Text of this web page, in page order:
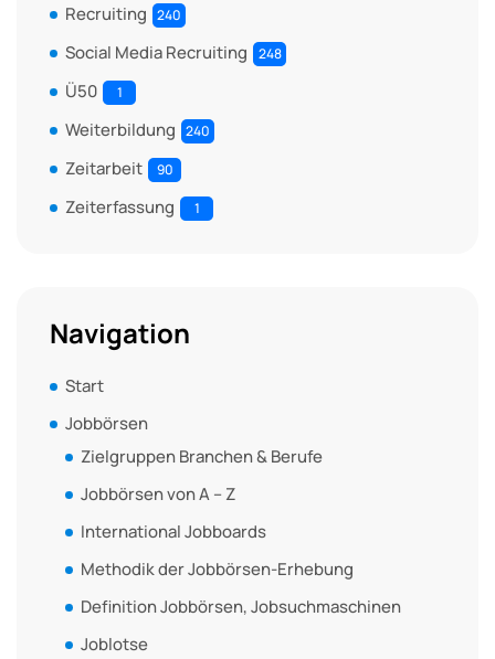
Recruiting 240
Social Media Recruiting 248
Ü50 1
Weiterbildung 240
Zeitarbeit 90
Zeiterfassung 1
Navigation
Start
Jobbörsen
Zielgruppen Branchen & Berufe
Jobbörsen von A – Z
International Jobboards
Methodik der Jobbörsen-Erhebung
Definition Jobbörsen, Jobsuchmaschinen
Joblotse